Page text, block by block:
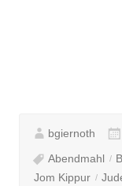
bgiernoth
Abendmahl
Jom Kippur